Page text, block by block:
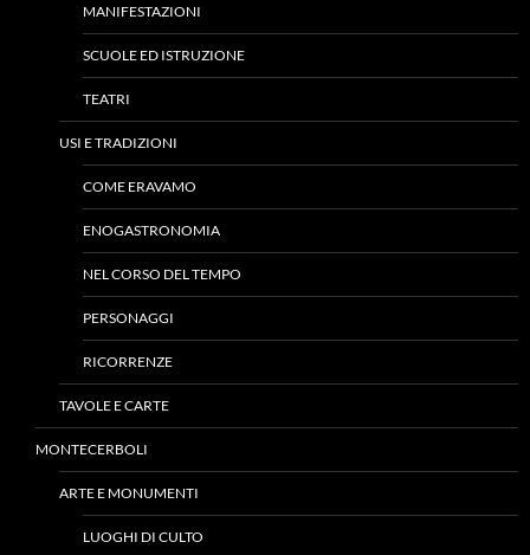
MANIFESTAZIONI
SCUOLE ED ISTRUZIONE
TEATRI
USI E TRADIZIONI
COME ERAVAMO
ENOGASTRONOMIA
NEL CORSO DEL TEMPO
PERSONAGGI
RICORRENZE
TAVOLE E CARTE
MONTECERBOLI
ARTE E MONUMENTI
LUOGHI DI CULTO